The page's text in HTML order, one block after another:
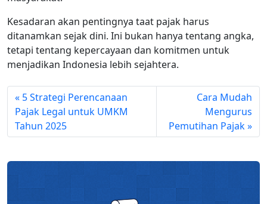
Kesadaran akan pentingnya taat pajak harus
ditanamkan sejak dini. Ini bukan hanya tentang angka,
tetapi tentang kepercayaan dan komitmen untuk
menjadikan Indonesia lebih sejahtera.
5 Strategi Perencanaan
Pajak Legal untuk UMKM
Tahun 2025
Cara Mudah
Mengurus
Pemutihan Pajak